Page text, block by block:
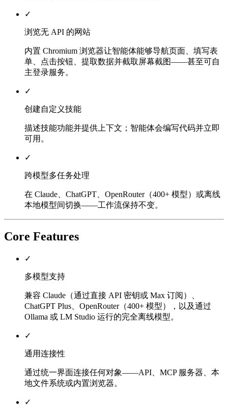
✓
浏览无 API 的网站
内置 Chromium 浏览器让智能体能够导航页面、填写表
单、点击按钮、提取数据并截取屏幕截图——甚至可自
主登录服务。
✓
创建自定义技能
描述技能功能并提供上下文；智能体会编写代码并立即
可用。
✓
跨模型多任务处理
在 Claude、ChatGPT、OpenRouter（400+ 模型）或离线
本地模型间切换——工作流保持不变。
Core Features
✓
多模型支持
兼容 Claude（通过直接 API 密钥或 Max 订阅）、
ChatGPT Plus、OpenRouter（400+ 模型），以及通过
Ollama 或 LM Studio 运行的完全离线模型。
✓
通用连接性
通过统一界面连接任何对象——API、MCP 服务器、本
地文件系统或内置浏览器。
✓